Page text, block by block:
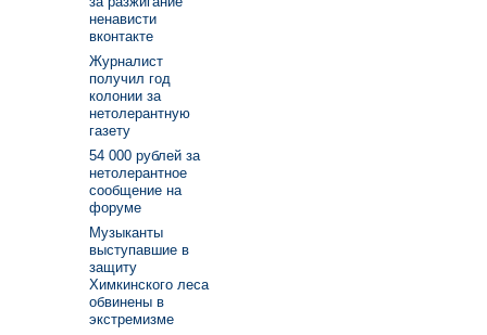
ненависти
вконтакте
Журналист
получил год
колонии за
нетолерантную
газету
54 000 рублей за
нетолерантное
сообщение на
форуме
Музыканты
выступавшие в
защиту
Химкинского леса
обвинены в
экстремизме